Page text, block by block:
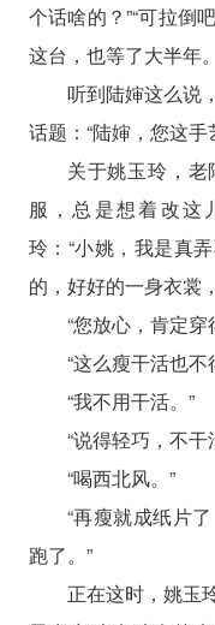
个话啥的？”“可拉倒
这台，也等了大半年
听到陆婶这么说
话题：“陆婶，您这
关于姚玉玲，
服，总是想着改这
玲：“小姚，我是真
的，好好的一身衣裳
“您放心，肯定穿
“这么瘦干活也不
“我不用干活。”
“说得轻巧，不干
“喝西北风。”
“再瘦就成纸片
跑了。”
正在这时，姚玉